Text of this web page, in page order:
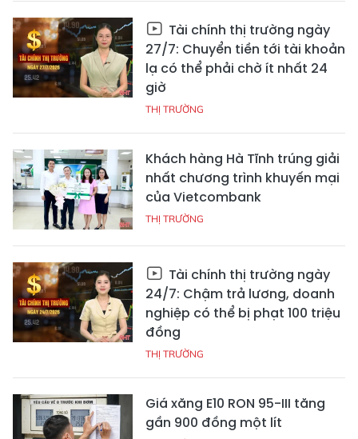
Tài chính thị trường ngày
27/7: Chuyển tiền tới tài khoản
lạ có thể phải chờ ít nhất 24
giờ
THỊ TRƯỜNG
Khách hàng Hà Tĩnh trúng giải
nhất chương trình khuyến mại
của Vietcombank
THỊ TRƯỜNG
Tài chính thị trường ngày
24/7: Chậm trả lương, doanh
nghiệp có thể bị phạt 100 triệu
đồng
THỊ TRƯỜNG
Giá xăng E10 RON 95-III tăng
gần 900 đồng một lít